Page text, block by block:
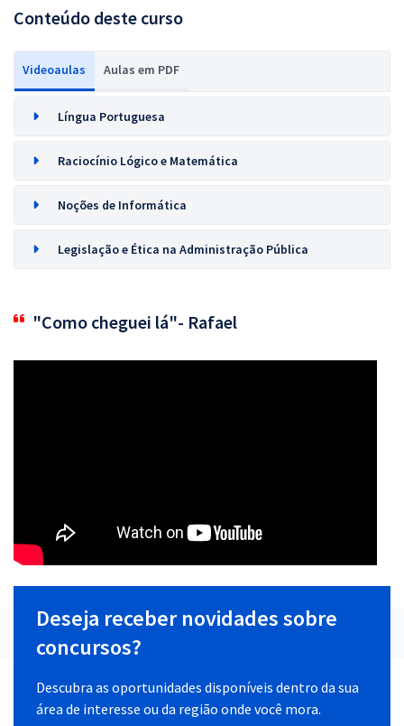
Conteúdo deste curso
Videoaulas Aulas em PDF
Língua Portuguesa
Raciocínio Lógico e Matemática
Noções de Informática
Legislação e Ética na Administração Pública
"Como cheguei lá"- Rafael
Deseja receber novidades sobre
concursos?
Descubra as oportunidades disponíveis dentro da sua
área de interesse ou da região onde você mora.